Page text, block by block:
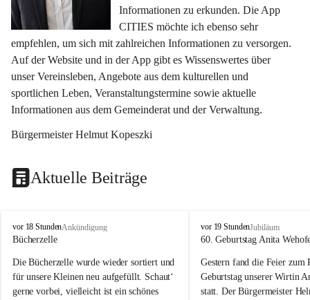
Informationen zu erkunden. Die App
CITIES möchte ich ebenso sehr
empfehlen, um sich mit zahlreichen Informationen zu versorgen.
Auf der Website und in der App gibt es Wissenswertes über
unser Vereinsleben, Angebote aus dem kulturellen und
sportlichen Leben, Veranstaltungstermine sowie aktuelle
Informationen aus dem Gemeinderat und der Verwaltung.
Bürgermeister Helmut Kopeszki
Aktuelle Beiträge
T
o
a
j
vor 18 StundenAnkündigung
Bücherzelle
Die Bücherzelle wurde wieder sortiert und
für unsere Kleinen neu aufgefüllt. Schaut‘
gerne vorbei, vielleicht ist ein schönes
T
o
a
j
vor 19 StundenJubiläum
60. Geburtstag Anita
Gestern fand die Feier zum
Geburtstag unserer Wirtin
statt. Der Bürgermeister